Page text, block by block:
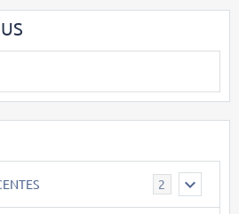
2